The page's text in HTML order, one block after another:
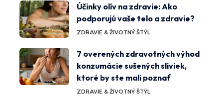
Účinky olív na zdravie: Ako
podporujú vaše telo a zdravie?
ZDRAVIE & ŽIVOTNÝ ŠTÝL
7 overených zdravotných výhod
konzumácie sušených sliviek,
ktoré by ste mali poznať
ZDRAVIE & ŽIVOTNÝ ŠTÝL